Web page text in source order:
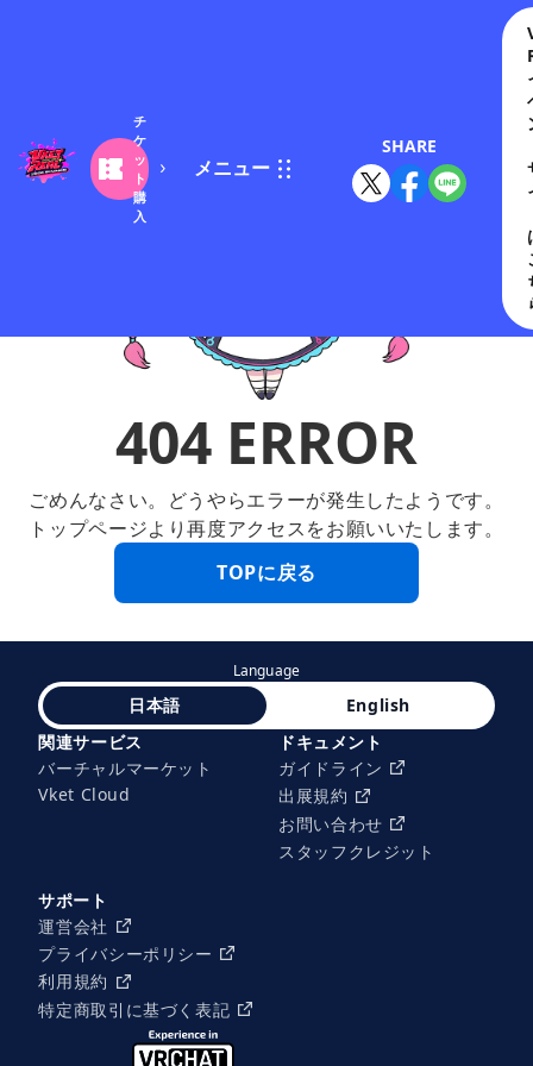
チ
ケ
ッ
ト
購
入
メニュー
SHARE
404 ERROR
ごめんなさい。どうやらエラーが発生したようです。
トップページより再度アクセスをお願いいたします。
TOPに戻る
Language
日本語
English
関連サービス
バーチャルマーケット
Vket Cloud
ドキュメント
ガイドライン
出展規約
お問い合わせ
スタッフクレジット
サポート
運営会社
プライバシーポリシー
利用規約
特定商取引に基づく表記